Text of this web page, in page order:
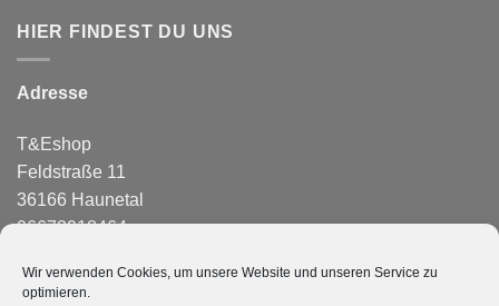
Wir verwenden Cookies, um unsere Website und unseren Service zu
optimieren.
HIER FINDEST DU UNS
Adresse
T&Eshop
Feldstraße 11
36166 Haunetal
06673918464